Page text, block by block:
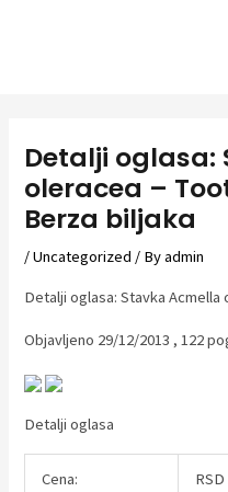
Detalji oglasa:
oleracea –
Berza biljaka
/Uncategorized / Byadmin
Detalji oglasa: Stavka Acmella
Objavljeno 29/12/2013 , 122
Detalji oglasa
Cena: